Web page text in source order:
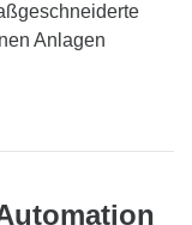
Anlagen